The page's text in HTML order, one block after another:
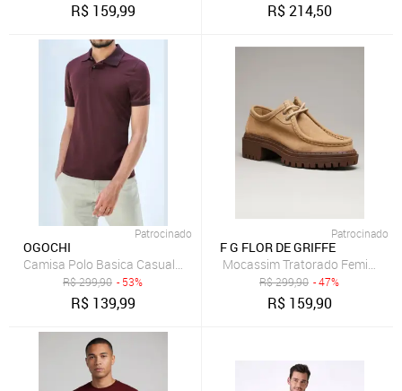
R$ 159,99 R$214,50
Patrocinado
OGOCHI
Camisa Polo Basica Casual Ogochi Slim Fit Bordô
R$299,90 - 53%
R$ 139,99
Patrocinado
F G FLOR DE GRIFFE
Mocassim Tratorado Feminino
R$299,90 - 47%
R$ 159,90